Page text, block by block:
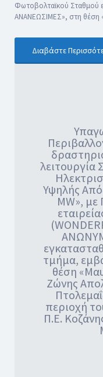
Φωτοβολταϊκού Σταθμού
ΑΝΑΝΕΩΣΙΜΕΣ», στη θέση
Διαβάστε
Υψηλής
MW»,
τμήμα,
θέση
Ζώνης
περιοχή
Π.Ε.